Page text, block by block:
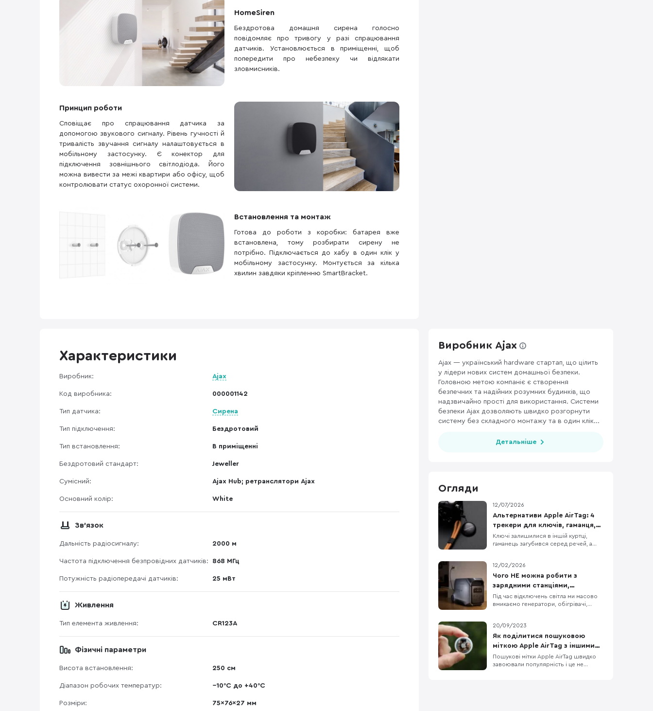
HomeSiren
Бездротова домашня сирена голосно
повідомляє про тривогу у разі спрацювання
датчиків. Установлюється в приміщенні, щоб
попередити про небезпеку чи відлякати
зловмисників.
Принцип роботи
Сповіщає про спрацювання датчика за
допомогою звукового сигналу. Рівень гучності й
тривалість звучання сигналу налаштовується в
мобільному застосунку. Є конектор для
підключення зовнішнього світлодіода. Його
можна вивести за межі квартири або офісу, щоб
контролювати статус охоронної системи.
Встановлення та монтаж
Готова до роботи з коробки: батарея вже
встановлена, тому розбирати сирену не
потрібно. Підключається до хабу в один клік у
мобільному застосунку. Монтується за кілька
хвилин завдяки кріпленню SmartBracket.
Характеристики
Виробник: Ajax
Код виробника: 000001142
Тип датчика: Сирена
Тип підключення: Бездротовий
Тип встановлення: В приміщенні
Бездротовий стандарт: Jeweller
Сумісний: Ajax Hub; ретранслятори Ajax
Основний колір: White
Зв'язок
Дальність радіосигналу: 2000 м
Частота підключення безпровідних датчиків: 868 МГц
Потужність радіопередачі датчиків: 25 мВт
Живлення
Тип елемента живлення: CR123A
Фізичні параметри
Висота встановлення: 250 см
Діапазон робочих температур: −10°C до +40°C
Розміри: 75x76x27 мм
Виробник Ajax
Ajax — український hardware стартап, що цілить
у лідери нових систем домашньої безпеки.
Головною метою компаніє є створення
безпечних та надійних розумних будинків, що
надзвичайно прості для використання. Системи
безпеки Ajax дозволяють швидко розгорнути
систему без складного монтажу та в один клік...
Детальніше
Огляди
12/07/2026
Альтернативи Apple AirTag: 4
трекери для ключів, гаманця,
рюкзака та інших речей
Ключі залишилися в іншій куртці,
гаманець загубився серед речей, а
допомагає швидко визначити
місцезнаходження загублених речей.
Для цього трекер закріплюють на
ключах або кладуть всередину сумки,
а пошук виконують за допомогою
смартф
12/02/2026
Чого НЕ можна робити з
зарядними станціями,
генераторами, обігрівачами та
подовжувачами?
Під час відключень світла ми масово
вмикаємо генератори, обігрівачі,
комфорт. Але є нюанс: та сама техніка
при неправильному використанні стає
джерелом отруєння CO, пожежі та
Портативна заряд
20/09/2023
Як поділитися пошуковою
міткою Apple AirTag з іншими
користувачами?
Пошукові мітки Apple AirTag швидко
завоювали популярність і це не